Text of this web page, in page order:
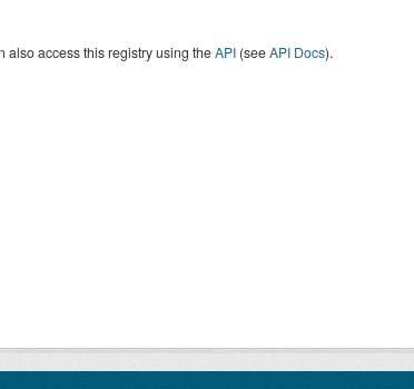
also access this registry using theAPI(seeAPI Docs).